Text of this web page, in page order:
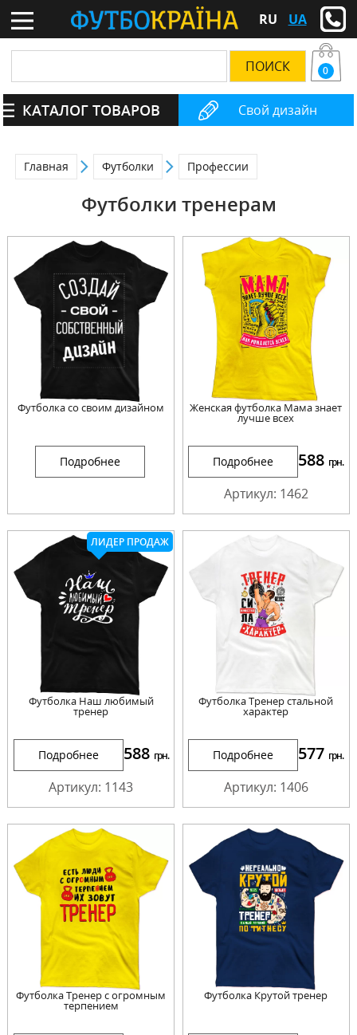
RU UA
Свой дизайн
0
КАТАЛОГ ТОВАРОВ
Главная Футболки Профессии
Футболки тренерам
Футболка со своим дизайном
Подробнее
Женская футболка Мама знает
лучше всех
Подробнее 588 грн.
Артикул: 1462
ЛИДЕР ПРОДАЖ
Футболка Наш любимый
тренер
Подробнее 588 грн.
Артикул: 1143
Футболка Тренер стальной
характер
Подробнее 577 грн.
Артикул: 1406
Футболка Тренер с огромным
терпением
Футболка Крутой тренер